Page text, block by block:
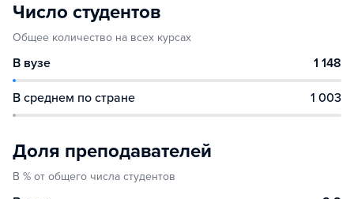
Число студентов
Общее количество на всех курсах
В вузе 1 148
В среднем по стране 1 003
Доля преподавателей
В % от общего числа студентов